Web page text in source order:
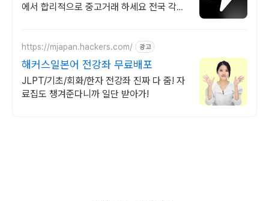
에서 합리적으로 중고거래 하세요 전국 각지
https://mjapan.hackers.com/ 광고
해커스일본어 전강좌 무료배포
JLPT/기초/회화/한자 전강좌 진짜 다 줌! 자
료집도 챙겨준다니까 일단 받아가!